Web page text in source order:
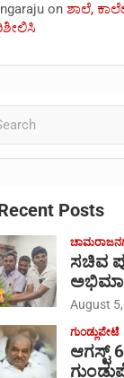
on ಶಾಲೆ,
Posts
ಸಚಿವ
August
ಗುಂಡ್ಲುಪೇಟೆ
ಆಗಸ್ಟ್